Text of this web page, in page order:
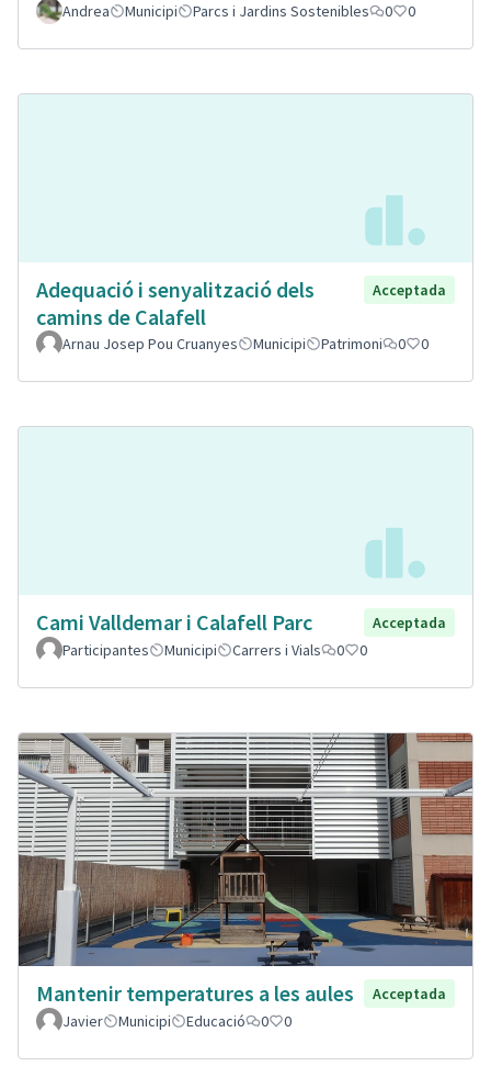
Andrea Municipi Parcs i Jardins Sostenibles 0 0
Adequació i senyalització dels
camins de Calafell
Acceptada
Arnau Josep Pou Cruanyes Municipi Patrimoni 0 0
Cami Valldemar i Calafell Parc
Acceptada
Participantes
Municipi Carrers i Vials 0 0
Mantenir temperatures a les aules
Acceptada
Javier
Municipi Educació 0 0